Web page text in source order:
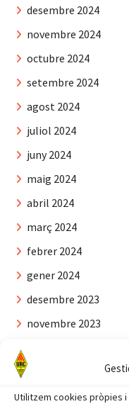
Utilitzem cookies pròpies
desembre 2024
novembre 2024
octubre 2024
setembre 2024
agost 2024
juliol 2024
juny 2024
maig 2024
abril 2024
març 2024
febrer 2024
gener 2024
desembre 2023
novembre 2023
setembre 2023
agost 2023